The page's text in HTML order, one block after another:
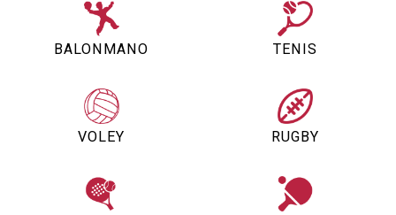
BALONMANO TENIS
VOLEY RUGBY